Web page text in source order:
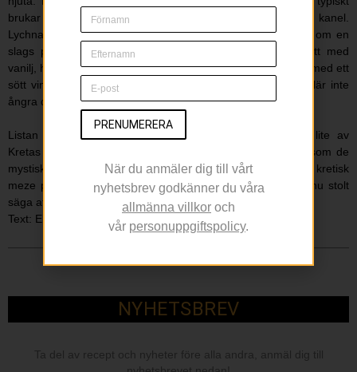
brukar dränkas i honung och rullas i sesamfrön och kanel.
Lychnarakia är en annan kretansk skapelse som påminner om en
slags piroger med söt fyllning, ofta på myzithra, smaksatt med
vanilj, honung, citronskal och kanel. De serveras inte sällan med ett
sött vin. Slå till, om du har tur att se dem på menyn – du lär inte
ångra dig.
Listan skulle kunna göras oändligt mycket längre. Men lite av
Kretas mat lämnar vi kvar att undersöka för dig – precis som de
mystiska delarna av Kretas historia. Blir du dock serverad en kretisk
meze på en minosiskt mönstrad keramiktallrik, så kan du nu stolt
säga att du mycket väl vet varför. Kalí óreksi!
Text: Ebba Persson
NYHETSBREV
Ta del av recept och nyheter före alla andra, anmäl dig till
PRENUMERERA
När du anmäler dig till vårt
nyhetsbrev godkänner du våra
allmänna villkor och
vår personuppgiftspolicy.